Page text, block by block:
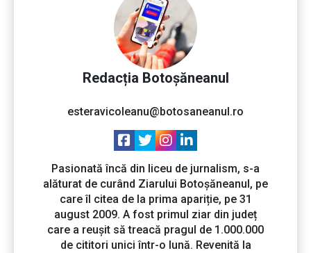
Redacția Botoșăneanul
esteravicoleanu@botosaneanul.ro
Pasionată încă din liceu de jurnalism, s-a
alăturat de curând Ziarului Botoșăneanul, pe
care îl citea de la prima apariție, pe 31
august 2009. A fost primul ziar din județ
care a reușit să treacă pragul de 1.000.000
de cititori unici într-o lună. Revenită la